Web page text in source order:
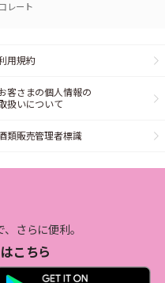
レート
用規約
客さまの個人情報の
扱いについて
類販売管理者標識
さらに便利。
こちら